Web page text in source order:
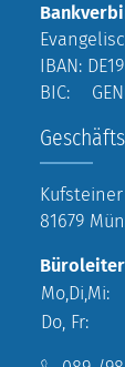
IBAN:
BIC:
Kufsteiner
81679
Mo,Di,Mi:
Do, Fr: